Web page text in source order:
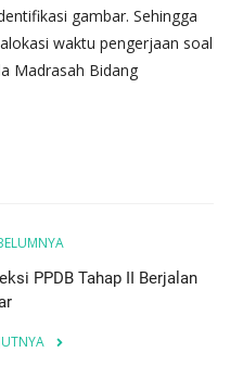
gambar. Sehingga
waktu pengerjaan soal
Madrasah Bidang
PPDB Tahap II Berjalan